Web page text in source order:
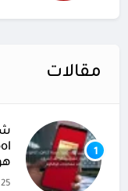
مقالات
1
25 يوليو 2023